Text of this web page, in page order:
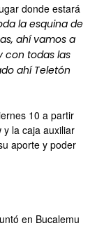
donde estará
la esquina de
ahí vamos a
con todas las
ahí Teletón
10 a partir
la caja auxiliar
aporte y poder
en Bucalemu